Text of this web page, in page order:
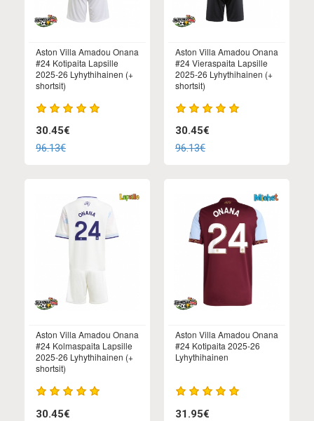
Aston Villa Amadou Onana
#24 Kotipaita Lapsille
2025-26 Lyhythihainen (+
shortsit)
30.45€
96.13€
Aston Villa Amadou Onana
#24 Vieraspaita Lapsille
2025-26 Lyhythihainen (+
shortsit)
30.45€
96.13€
Aston Villa Amadou Onana
#24 Kolmaspaita Lapsille
2025-26 Lyhythihainen (+
shortsit)
30.45€
Aston Villa Amadou Onana
#24 Kotipaita 2025-26
Lyhythihainen
31.95€